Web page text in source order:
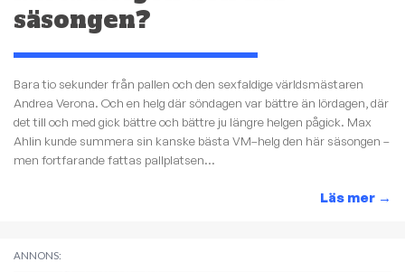
säsongen?
Bara tio sekunder från pallen och den sexfaldige världsmästaren
Andrea Verona. Och en helg där söndagen var bättre än lördagen, där
det till och med gick bättre och bättre ju längre helgen pågick. Max
Ahlin kunde summera sin kanske bästa VM–helg den här säsongen –
men fortfarande fattas pallplatsen...
Läs mer →
ANNONS: